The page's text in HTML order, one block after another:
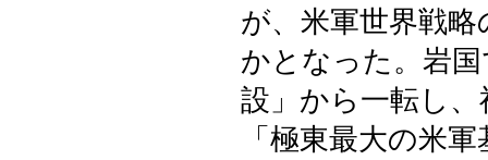
が、米軍世界戦
かとなった。岩
設」から一転し
「極東最大の米